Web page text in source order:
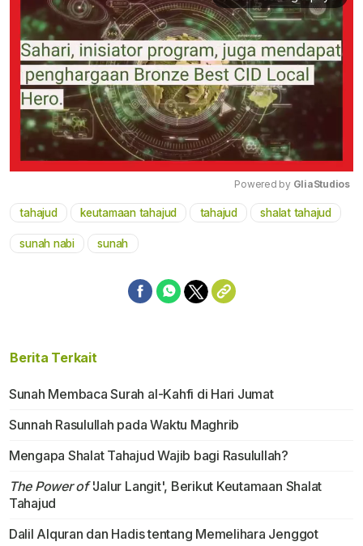
Mute
Powered by GliaStudios
tahajud keutamaan tahajud tahajud shalat tahajud
sunah nabi sunah
Berita Terkait
Sunah Membaca Surah al-Kahfi di Hari Jumat
Sunnah Rasulullah pada Waktu Maghrib
Mengapa Shalat Tahajud Wajib bagi Rasulullah?
The Power of'Jalur Langit', Berikut Keutamaan Shalat
Tahajud
Dalil Alquran dan Hadis tentang Memelihara Jenggot